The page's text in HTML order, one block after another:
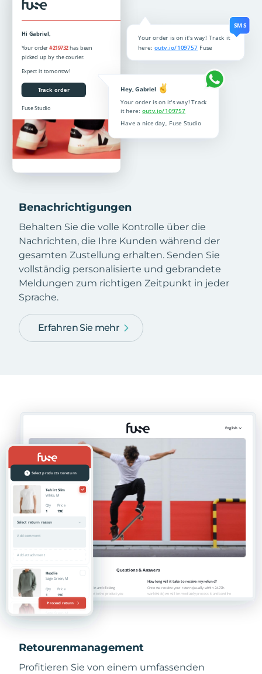
Benachrichtigungen
Behalten Sie die volle Kontrolle über die
Nachrichten, die Ihre Kunden während der
gesamten Zustellung erhalten. Senden Sie
vollständig personalisierte und gebrandete
Meldungen zum richtigen Zeitpunkt in jeder
Sprache.
Erfahren Sie mehr
Retourenmanagement
Profitieren Sie von einem umfassenden